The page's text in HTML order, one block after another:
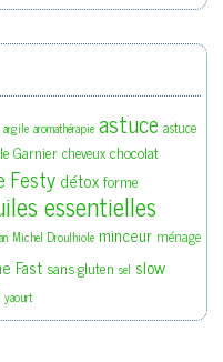
argile aromathérapie astuce astuce
Garnier cheveux chocolat
Festy détoxforme
essentielles
Michel Droulhiole minceur ménage
Fast sans gluten sel slow
yaourt